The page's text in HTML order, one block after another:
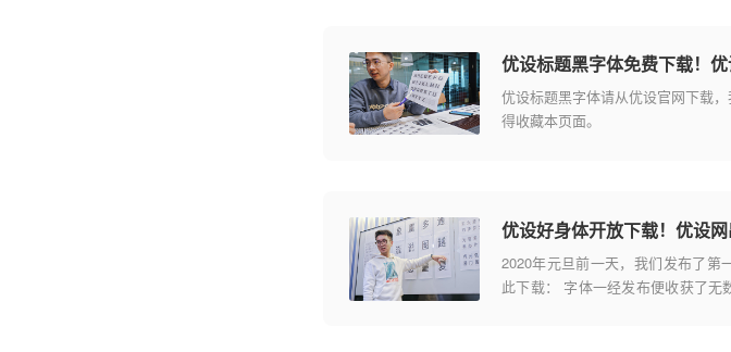
优设标题黑字体免费下载！
优设标题黑字体请从优设官网下载
得收藏本页面。
优设好身体开放下载！优设
2020年元旦前一天，我们发布了第
此下载： 字体一经发布便收获了